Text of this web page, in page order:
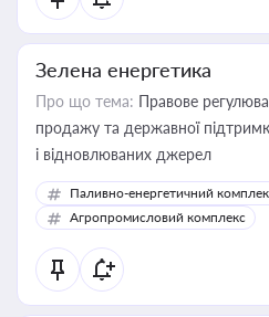
Зелена енергетика
Про що тема: Правове
продажу та державної
і відновлюваних джерел
Паливно-енергетичний
Агропромисловий комплекс